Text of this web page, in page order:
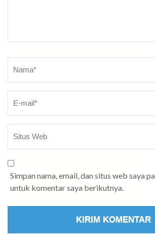
Simpan nama, email, dan situs web saya
untuk komentar saya berikutnya.